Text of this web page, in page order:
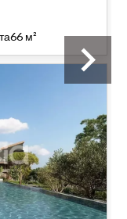
66 м²